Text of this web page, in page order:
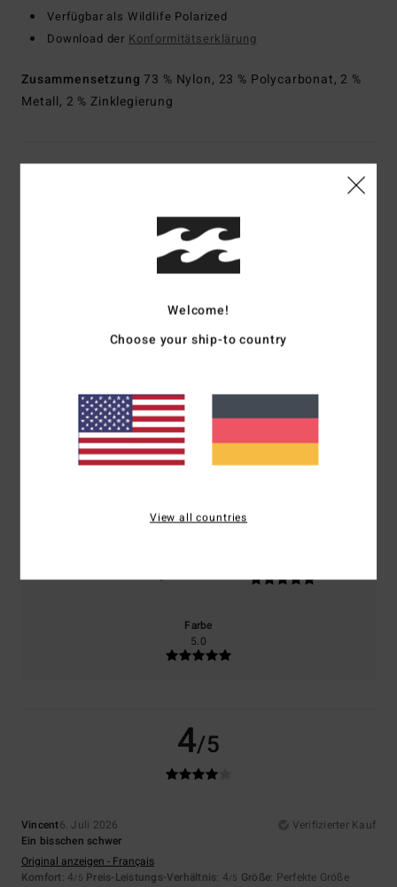
Verfügbar als Wildlife Polarized
Download der Konformitätserklärung
Zusammensetzung73 % Nylon, 23 % Polycarbonat, 2 %
Metall, 2 % Zinklegierung
Versand & Rückversand
Kundenbewertungen
Durchschnittliche Bewertung
4.0
basierend auf1 verifizierten Bewertungen
100% unserer Kunden empfehlen dieses Produkt
Farbe
5.0
4/5
Vincent6. Juli 2026
Verifizierter Kauf
Ein bisschen schwer
Original anzeigen - Français
Komfort: 4/5 Preis-Leistungs-Verhältnis: 4/5 Größe: Perfekte Größe
Welcome!
Choose your ship-to country
View all countries